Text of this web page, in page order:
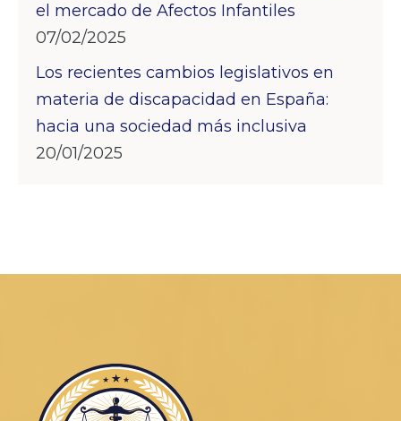
el mercado de Afectos Infantiles
07/02/2025
Los recientes cambios legislativos en
materia de discapacidad en España:
hacia una sociedad más inclusiva
20/01/2025